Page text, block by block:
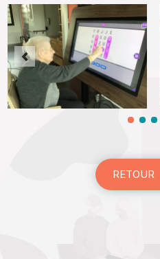
RETOUR